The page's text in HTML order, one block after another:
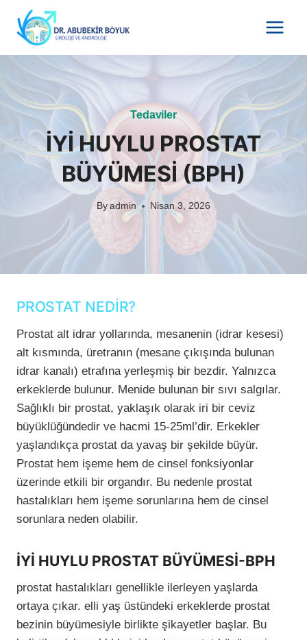
content
Tedaviler
İYİ HUYLU PROSTAT
BÜYÜMESİ (BPH)
By admin Nisan 3, 2026
PROSTAT NEDİR?
Prostat alt idrar yollarında, mesanenin (idrar kesesi)
alt kısmında, üretranın (mesane çıkışında bulunan
idrar kanalı) etrafına yerleşmiş bir bezdir. Yalnızca
erkeklerde bulunur. Menide bulunan bir sıvı salgılar.
Sağlıklı bir prostat, yaklaşık olarak iri bir ceviz
büyüklüğündedir ve hacmi 15-25ml’dir. Erkekler
yaşlandıkça prostat da yavaş bir şekilde büyür.
Prostat hem işeme hem de cinsel fonksiyonlar
üzerinde etkili bir organdır. Bu nedenle prostat
hastalıkları hem işeme sorunlarına hem de cinsel
sorunlara neden olabilir.
İYİ HUYLU PROSTAT BÜYÜMESİ-BPH
prostat hastalıkları genellikle ilerleyen yaşlarda
ortaya çıkar. elli yaş üstündeki erkeklerde prostat
bezinin büyümesiyle birlikte şikayetler başlar. Bu